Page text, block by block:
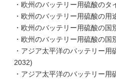
・欧州のバッテリー用硫酸の
・欧州のバッテリー用硫酸の
・欧州のバッテリー用硫酸の
・欧州のバッテリー用硫酸の
・アジア太平洋のバッテリー
2032)
・アジア太平洋のバッテリー